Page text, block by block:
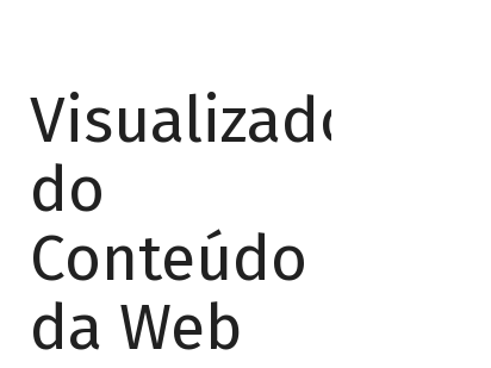
Visualizador
do
Conteúdo
da Web